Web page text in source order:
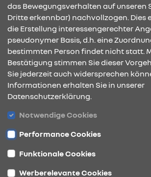
KONTAKT & ANFAHRT
ÖFFNUNGSZEITEN
das Bewegungsverhalten auf unseren
Dritte erkennbar) nachvollzogen. Dies
die Erstellung interessengerechter
pseudonymer Basis, d.h. eine
bestimmten Person findet nicht statt.
Bestätigung stimmen Sie dieser
Sie jederzeit auch widersprechen
Informationen erhalten Sie in unserer
Datenschutzerklärung.
Notwendige Cookies
Performance Cookies
Funktionale Cookies
Werberelevante Cookies